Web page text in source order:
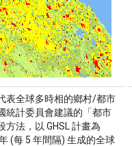
表全球多時相的鄉村/都市
統計委員會建議的「都市
方法，以 GHSL 計畫為
(每 5 年間隔) 生成的全球